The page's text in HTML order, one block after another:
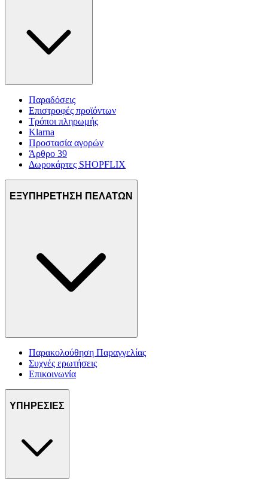
πληροφορίες σχετικά με την από μέρους σας χρήση της
τοποθεσίας μας στους συνεργάτες μέσων κοινωνικής
δικτύωσης, διαφημίσεων και ανάλυσης.
Παραδόσεις
Επιστροφές προϊόντων
Τρόποι πληρωμής
Klarna
Προστασία αγορών
Άρθρο 39
Δωροκάρτες SHOPFLIX
ΕΞΥΠΗΡΕΤΗΣΗ ΠΕΛΑΤΩΝ
Παρακολούθηση Παραγγελίας
Συχνές ερωτήσεις
Επικοινωνία
ΥΠΗΡΕΣΙΕΣ